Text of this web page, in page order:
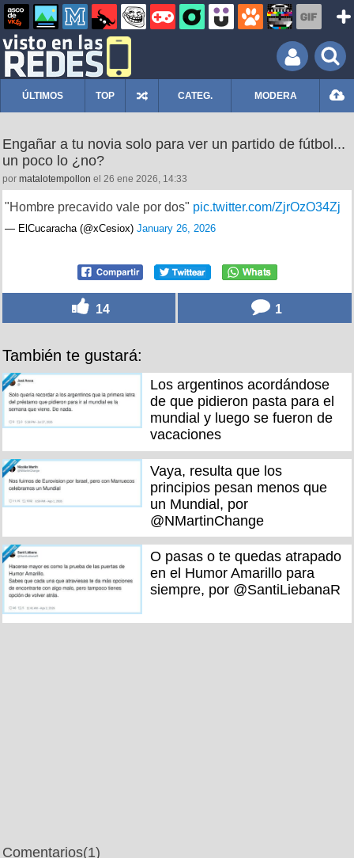
ÚLTIMOS TOP CATEG. MODERA
Engañar a tu novia solo para ver un partido de fútbol...
un poco lo ¿no?
por matalotempollon el 26 ene 2026, 14:33
"Hombre precavido vale por dos" pic.twitter.com/ZjrOzO34Zj
— ElCucaracha (@xCesiox) January 26, 2026
14 1
También te gustará:
Los argentinos acordándose
de que pidieron pasta para el
mundial y luego se fueron de
vacaciones
Vaya, resulta que los
principios pesan menos que
un Mundial, por
@NMartinChange
O pasas o te quedas atrapado
en el Humor Amarillo para
siempre, por @SantiLiebanaR
Comentarios(1)